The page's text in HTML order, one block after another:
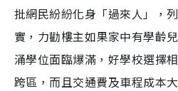
批網民紛紛化身「過來人」，
實，力勸樓主如果家中有學齡
涌學位面臨爆滿，好學校選擇
跨區，而且交通費及車程成本